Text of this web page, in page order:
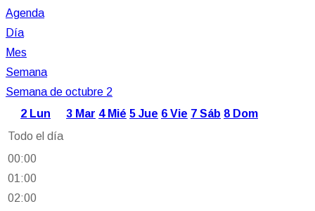
Agenda
Día
Mes
Semana
Semana de octubre 2
2 Lun 3 Mar 4 Mié 5 Jue 6 Vie 7 Sáb 8 Dom
Todo el día
00:00
01:00
02:00